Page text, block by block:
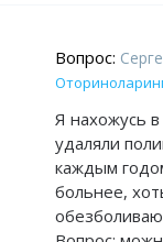
Вопрос:
Я нахожусь
удаляли
каждым
больнее,